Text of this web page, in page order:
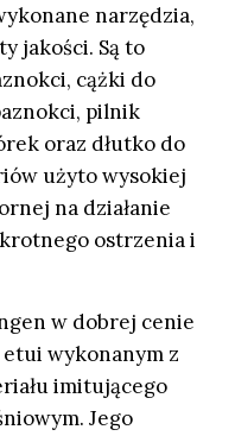
narzędzia,
jakości. Są to
cążki do
pilnik
oraz dłutko do
użyto wysokiej
na działanie
ostrzenia i
w dobrej cenie
wykonanym z
imitującego
Jego